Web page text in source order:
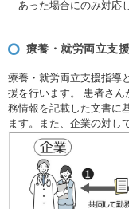
あった場合にのみ対応
療養・就労両立支
療養・就労両立支援指導
援を行います。 患者さ
務情報を記載した文書に
ます。また、企業の対し